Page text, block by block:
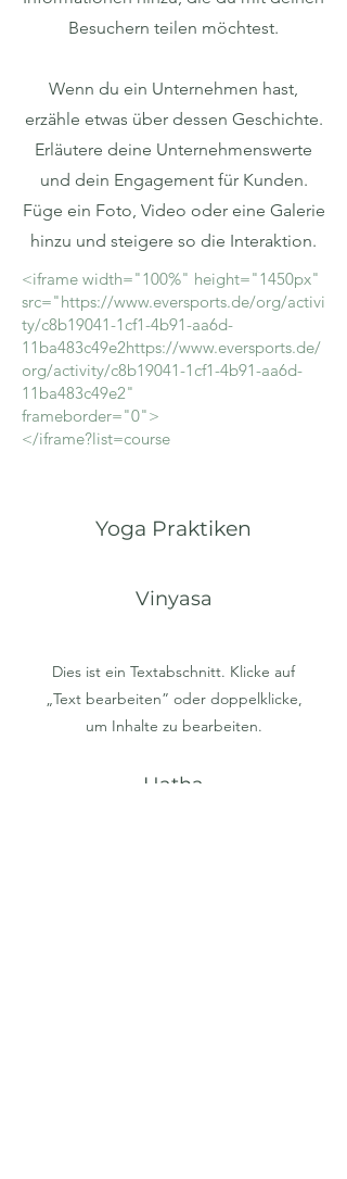
Besuchern teilen möchtest.
Wenn du ein Unternehmen hast,
erzähle etwas über dessen Geschichte.
Erläutere deine Unternehmenswerte
und dein Engagement für Kunden.
Füge ein Foto, Video oder eine Galerie
hinzu und steigere so die Interaktion.
<iframe width="100%" height="1450px"
src="https://www.eversports.de/org/activi
ty/c8b19041-1cf1-4b91-aa6d-
11ba483c49e2https://www.eversports.de/
org/activity/c8b19041-1cf1-4b91-aa6d-
11ba483c49e2"
frameborder="0">
</iframe?list=course
Yoga Praktiken
Vinyasa
Dies ist ein Textabschnitt. Klicke auf
„Text bearbeiten” oder doppelklicke,
um Inhalte zu bearbeiten.
Hatha